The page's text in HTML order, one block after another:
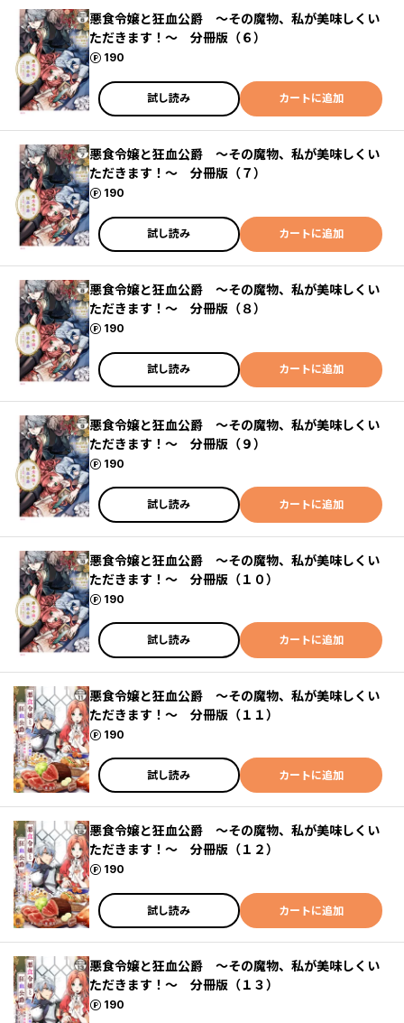
悪食令嬢と狂血公爵 ～その魔物、私が美味しくい
ただきます！～ 分冊版（６）
190
ポイント
試し読み カートに追加
悪食令嬢と狂血公爵 ～その魔物、私が美味しくい
ただきます！～ 分冊版（７）
190
ポイント
試し読み カートに追加
悪食令嬢と狂血公爵 ～その魔物、私が美味しくい
ただきます！～ 分冊版（８）
190
ポイント
試し読み カートに追加
悪食令嬢と狂血公爵 ～その魔物、私が美味しくい
ただきます！～ 分冊版（９）
190
ポイント
試し読み カートに追加
悪食令嬢と狂血公爵 ～その魔物、私が美味しくい
ただきます！～ 分冊版（１０）
190
ポイント
試し読み カートに追加
悪食令嬢と狂血公爵 ～その魔物、私が美味しくい
ただきます！～ 分冊版（１１）
190
ポイント
試し読み カートに追加
悪食令嬢と狂血公爵 ～その魔物、私が美味しくい
ただきます！～ 分冊版（１２）
190
ポイント
試し読み カートに追加
悪食令嬢と狂血公爵 ～その魔物、私が美味しくい
ただきます！～ 分冊版（１３）
190
ポイント